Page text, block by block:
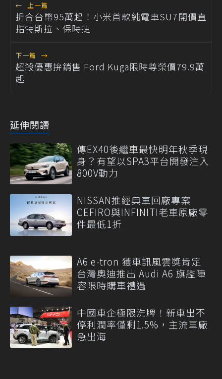
← 上一篇
折合台幣95萬起！小米首款純電車SU7開價直
指特斯拉、保時捷
下一篇 →
超殺優惠拚銷售 Ford Kuga限時尊榮價79.9萬
起
延伸閱讀
傳EX40後繼車最快明年秋季現
身？有望以SPA3平台開發注入
800V動力
NISSAN推經典車回廠專案
CEFIRO與INFINITI老車原廠零
件最低1折
A6 e-tron 獲車訊風雲獎肯定
台灣奧迪推出 Audi A6 旗艦陣
容限時購車禮遇
中國車企極限洗牌！新車出不
停利潤率僅剩1.5%，主流車廠
急出海